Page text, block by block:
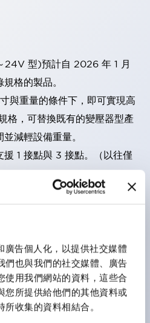
廣告個人化，以提供社交媒體
們也與我們的社交媒體、廣告
使用我們網站的資料，這些合
您所提供給他們的其他資料或
收集的資料相結合。
24V 型)預計自 2026 年 1 月
格的製品。
與重量的條件下，即可實現高
，可替換既有的變壓器型產
減輕設備重量。
1 接點與 3 接點。（以往僅
極高安全性的手指保護結構。
板前方滲入：IP65（僅雙按
動作的按鈕以及一個指示燈這
。
種電壓規格。